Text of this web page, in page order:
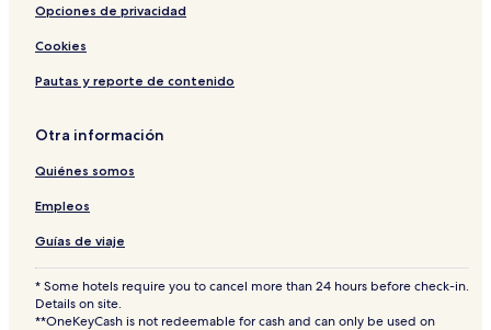
Opciones de privacidad
Cookies
Pautas y reporte de contenido
Otra información
Quiénes somos
Empleos
Guías de viaje
* Some hotels require you to cancel more than 24 hours before check-in.
Details on site.
**OneKeyCash is not redeemable for cash and can only be used on